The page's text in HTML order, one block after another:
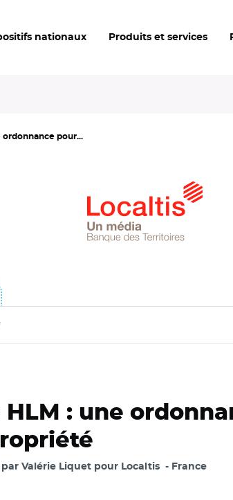
nationaux Produits et services
pour...
: une
par Valérie Liquet pour Localtis France